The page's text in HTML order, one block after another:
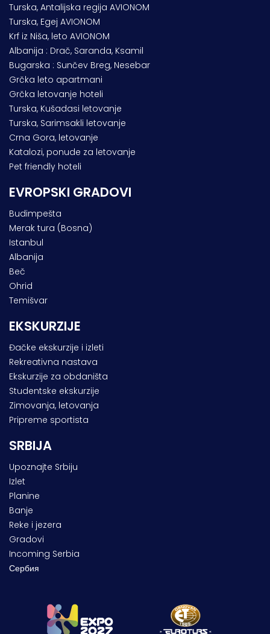
Turska, Antalijska regija AVIONOM
Turska, Egej AVIONOM
Krf iz Niša, leto AVIONOM
Albanija : Drač, Saranda, Ksamil
Bugarska : Sunčev Breg, Nesebar
Grčka leto apartmani
Grčka letovanje hoteli
Turska, Kušadasi letovanje
Turska, Sarimsakli letovanje
Crna Gora, letovanje
Katalozi, ponude za letovanje
Pet friendly hoteli
EVROPSKI GRADOVI
Budimpešta
Merak tura (Bosna)
Istanbul
Albanija
Beč
Ohrid
Temišvar
EKSKURZIJE
Đačke ekskurzije i izleti
Rekreativna nastava
Ekskurzije za obdaništa
Studentske ekskurzije
Zimovanja, letovanja
Pripreme sportista
SRBIJA
Upoznajte Srbiju
Izlet
Planine
Banje
Reke i jezera
Gradovi
Incoming Serbia
Сербия